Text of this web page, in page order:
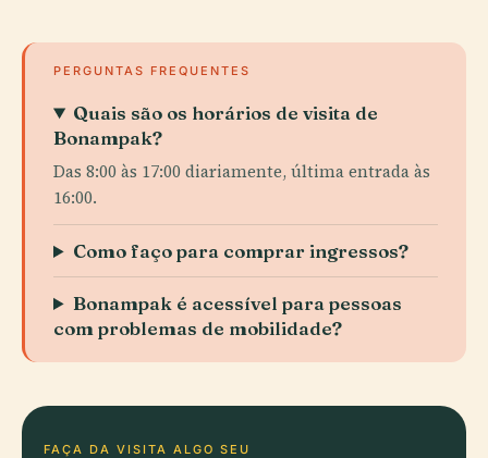
PERGUNTAS FREQUENTES
Quais são os horários de visita de
Bonampak?
Das 8:00 às 17:00 diariamente, última entrada às
16:00.
Como faço para comprar ingressos?
Bonampak é acessível para pessoas
com problemas de mobilidade?
FAÇA DA VISITA ALGO SEU